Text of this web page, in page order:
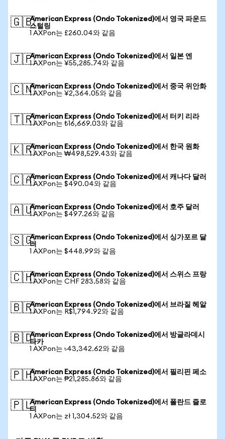
🇬🇧American Express (Ondo Tokenized)에서 영국 파운드
스털링
1 AXPon는 £260.04와 같음
🇯🇵American Express (Ondo Tokenized)에서 일본 엔
1 AXPon는 ¥55,285.74와 같음
🇨🇳American Express (Ondo Tokenized)에서 중국 위안화
1 AXPon는 ¥2,364.05와 같음
🇹🇷American Express (Ondo Tokenized)에서 터키 리라
1 AXPon는 ₺16,669.03와 같음
🇰🇷American Express (Ondo Tokenized)에서 한국 원화
1 AXPon는 ₩498,529.43와 같음
🇨🇦American Express (Ondo Tokenized)에서 캐나다 달러
1 AXPon는 $490.04와 같음
🇦🇺American Express (Ondo Tokenized)에서 호주 달러
1 AXPon는 $497.26와 같음
🇸🇬American Express (Ondo Tokenized)에서 싱가포르 달
러
1 AXPon는 $448.99와 같음
🇨🇭American Express (Ondo Tokenized)에서 스위스 프랑
1 AXPon는 CHF 283.58와 같음
🇧🇷American Express (Ondo Tokenized)에서 브라질 헤알
1 AXPon는 R$1,794.92와 같음
🇧🇩American Express (Ondo Tokenized)에서 방글라데시
타카
1 AXPon는 ৳43,342.62와 같음
🇵🇭American Express (Ondo Tokenized)에서 필리핀 페소
1 AXPon는 ₱21,285.86와 같음
🇵🇱American Express (Ondo Tokenized)에서 폴란드 즐로
티
1 AXPon는 zł 1,304.52와 같음